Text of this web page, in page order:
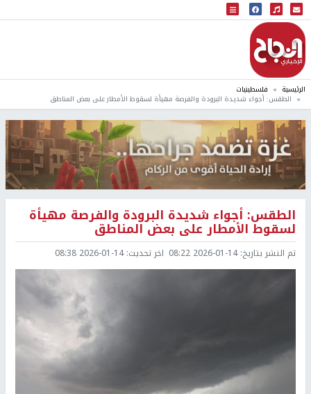
البث المباشر
إذاعة النجاح
الرئيسية فلسطينيات
الطقس: أجواء شديدة البرودة والفرصة مهيأة لسقوط الأمطار على بعض المناطق
الطقس: أجواء شديدة البرودة والفرصة مهيأة
لسقوط الأمطار على بعض المناطق
تم النشر بتاريخ:2026-01-14 08:22 اخر تحديث:2026-01-14 08:38